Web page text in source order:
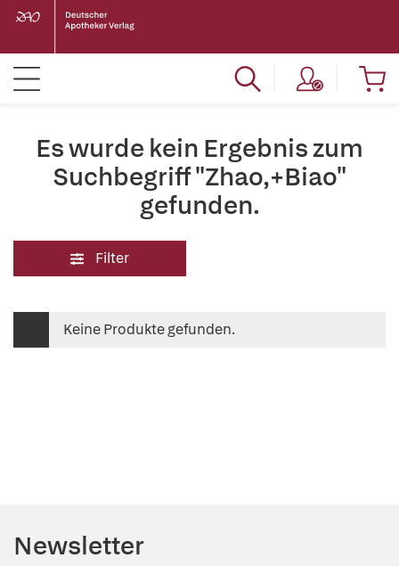
Es wurde kein Ergebnis zum
Suchbegriff "Zhao,+Biao"
gefunden.
Filter
Keine Produkte gefunden.
Newsletter